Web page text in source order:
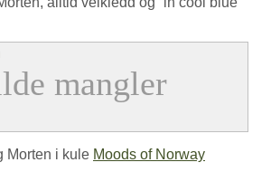
Morten i kule Moods of Norway